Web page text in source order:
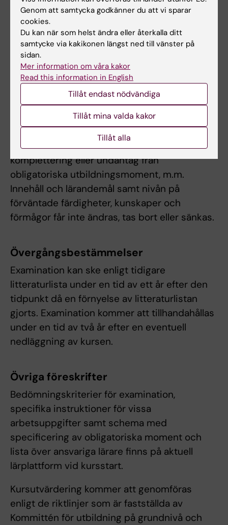
innebära att studenten inte kan genomföra
andra delar av kursen, en avslutande
examination eller ta igen utbildningsinslaget
förrän nästa gång kursen ges.
Om det föreligger särskilda skäl, eller behov av
anpassning för student med
funktionsnedsättning, får examinator fatta
beslut om att frångå kursplanens föreskrifter
om examinationsform, antal
examinationstillfällen, möjlighet till
komplettering eller undantag från
obligatoriska utbildningsmoment, m.m.
Innehåll och lärandemål samt nivån på
förväntade färdigheter, kunskaper och
förmågor får inte ändras, tas bort eller sänkas.
Övergångsbestämmelser
Examination kan ske enligt tidigare
litteraturlista under en tid av ett år efter den
tidpunkt då en förnyelse av litteraturlistan
gjorts. Examination kommer att tillhandahållas
under en tid av två år efter en eventuell
nedläggning av kursen.
Övriga föreskrifter
Bedömningskriterier för examination,
specifika instruktioner för vissa
arbetsuppgifter samt schema med
specificering av obligatoriska moment och
lista över ansvariga lärare finns på aktuell
lärplattform vid kursstart.
Kursutvärdering kommer att genomföras
enligt de riktlinjer som är fastställda av
Kommittén för utbildning på grundnivå och
Genom att samtycka godkänner du att vi sparar
cookies.
Du kan när som helst ändra eller återkalla ditt
samtycke via kakikonen längst ned till vänster på
sidan.
Mer information om våra kakor
Read this information in English
Tillåt endast nödvändiga
Tillåt mina valda kakor
Tillåt alla